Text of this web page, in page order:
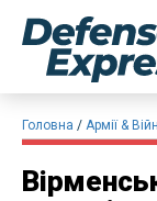
Головна Армії &